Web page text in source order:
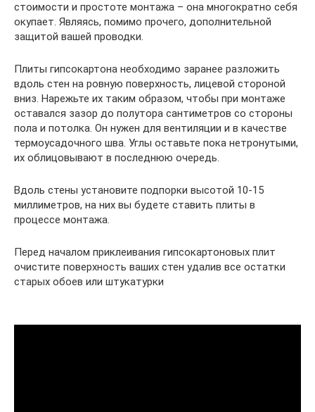
стоимости и простоте монтажа – она многократно себя
окупает. Являясь, помимо прочего, дополнительной
защитой вашей проводки.
Плиты гипсокартона необходимо заранее разложить
вдоль стен на ровную поверхность, лицевой стороной
вниз. Нарежьте их таким образом, чтобы при монтаже
оставался зазор до полутора сантиметров со стороны
пола и потолка. Он нужен для вентиляции и в качестве
термоусадочного шва. Углы оставьте пока нетронутыми,
их облицовывают в последнюю очередь.
Вдоль стены установите подпорки высотой 10-15
миллиметров, на них вы будете ставить плиты в
процессе монтажа.
Перед началом приклеивания гипсокартоновых плит
очистите поверхность ваших стен удалив все остатки
старых обоев или штукатурки